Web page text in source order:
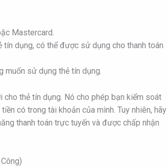
Mastercard.
tín dụng, có thể được sử dụng cho thanh toán
muốn sử dụng thẻ tín dụng.
thẻ tín dụng. Nó cho phép bạn kiểm soát
có trong tài khoản của mình. Tuy nhiên, hãy
thanh toán trực tuyến và được chấp nhận